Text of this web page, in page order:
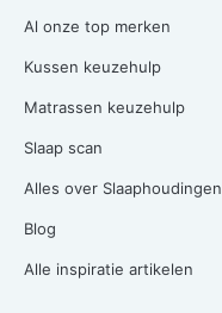
Al onze top merken
Kussen keuzehulp
Matrassen keuzehulp
Slaap scan
Alles over Slaaphoudingen
Blog
Alle inspiratie artikelen